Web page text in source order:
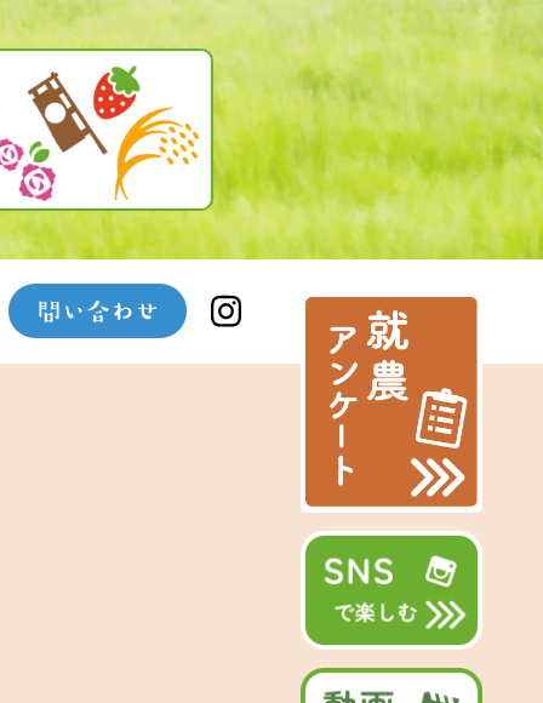
お問合わせ
相談・お申込み